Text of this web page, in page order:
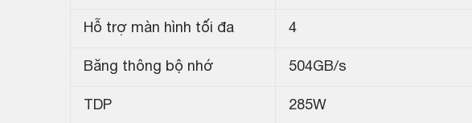
Hỗ trợ màn hình tối đa 4
Băng thông bộ nhớ 504GB/s
TDP 285W